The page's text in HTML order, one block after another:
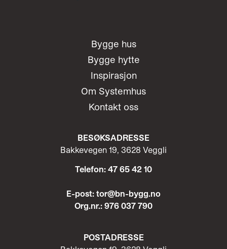
Bygge hus
Bygge hytte
Inspirasjon
Om Systemhus
Kontakt oss
BESØKSADRESSE
Bakkevegen 19, 3628 Veggli
Telefon: 47 65 42 10
E-post: tor@bn-bygg.no
Org.nr.: 976 037 790
POSTADRESSE